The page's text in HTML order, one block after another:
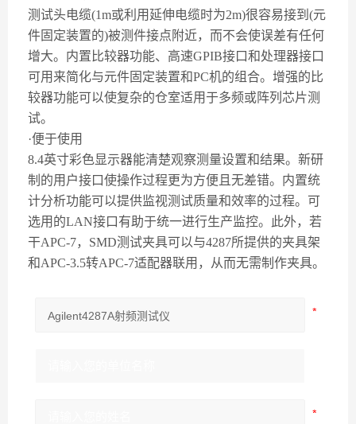
测试头电缆(1m或利用延伸电缆时为2m)很容易接到(元
件固定装置的)被测件接点附近，而不会使误差有任何
增大。内置比较器功能、高速GPIB接口和处理器接口
可用来简化与元件固定装置和PC机的组合。增强的比
较器功能可以使复杂的仓室适用于多频或阵列芯片测
试。
·便于使用
8.4英寸彩色显示器能清楚观察测量设置和结果。新研
制的用户接口使操作过程更为方便且无差错。内置统
计分析功能可以提供监视测试质量和效率的过程。可
选用的LAN接口有助于统一进行生产监控。此外，若
干APC-7，SMD测试夹具可以与4287所提供的夹具架
和APC-3.5转APC-7适配器联用，从而无需制作夹具。